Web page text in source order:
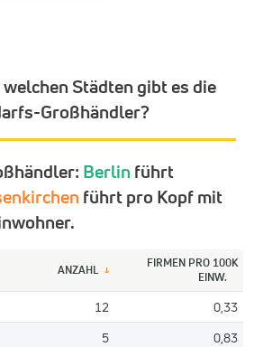
welchen Städten gibt es die
Großhändler?
Berlin führt
führt pro Kopf mit
ANZAHL ↓
FIRMEN PRO 100K
EINW.
12
0,33
5
0,83